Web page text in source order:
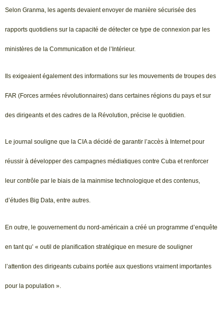
Selon Granma, les agents devaient envoyer de manière sécurisée des
rapports quotidiens sur la capacité de détecter ce type de connexion par les
ministères de la Communication et de l’Intérieur.
Ils exigeaient également des informations sur les mouvements de troupes des
FAR (Forces armées révolutionnaires) dans certaines régions du pays et sur
des dirigeants et des cadres de la Révolution, précise le quotidien.
Le journal souligne que la CIA a décidé de garantir l’accès à Internet pour
réussir à développer des campagnes médiatiques contre Cuba et renforcer
leur contrôle par le biais de la mainmise technologique et des contenus,
d’études Big Data, entre autres.
En outre, le gouvernement du nord-américain a créé un programme d’enquête
en tant qu’ « outil de planification stratégique en mesure de souligner
l’attention des dirigeants cubains portée aux questions vraiment importantes
pour la population ».